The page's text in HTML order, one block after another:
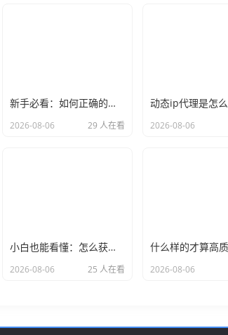
新手必看：如何正确的选择代理ip软件，别再交智商税了
2026-08-06 29 人在看 2026-08-06
小白也能看懂：怎么获取代理ip和端口号，一步步教会你
2026-08-06 25 人在看 2026-08-06